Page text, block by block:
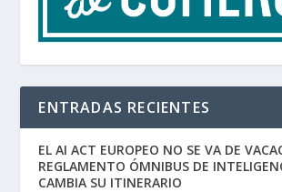
ENTRADAS RECIENTES
EL AI ACT EUROPEO NO SE VA DE
REGLAMENTO ÓMNIBUS DE
CAMBIA SU ITINERARIO